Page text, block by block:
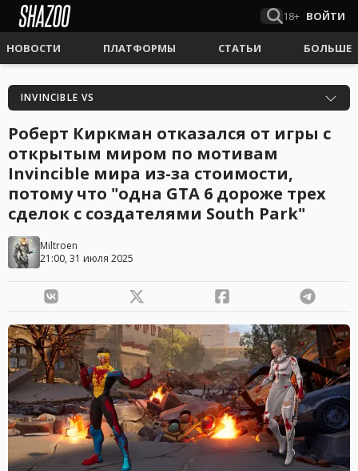
18+ ВОЙТИ
НОВОСТИ ПЛАТФОРМЫ СТАТЬИ БОЛЬШЕ
INVINCIBLE VS
Роберт Киркман отказался от игры с
открытым миром по мотивам
Invincible мира из-за стоимости,
потому что "одна GTA 6 дороже трех
сделок с создателями South Park"
Miltroen
21:00, 31 июля 2025